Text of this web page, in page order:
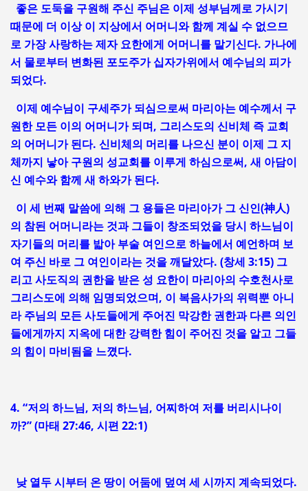
좋은 도둑을 구원해 주신 주님은 이제 성부님께로 가시기
때문에 더 이상 이 지상에서 어머니와 함께 계실 수 없으므
로 가장 사랑하는 제자 요한에게 어머니를 맡기신다. 가나에
서 물로부터 변화된 포도주가 십자가위에서 예수님의 피가
되었다.
이제 예수님이 구세주가 되심으로써 마리아는 예수께서 구
원한 모든 이의 어머니가 되며, 그리스도의 신비체 즉 교회
의 어머니가 된다. 신비체의 머리를 나으신 분이 이제 그 지
체까지 낳아 구원의 성교회를 이루게 하심으로써, 새 아담이
신 예수와 함께 새 하와가 된다.
이 세 번째 말씀에 의해 그 용들은 마리아가 그 신인(神人)
의 참된 어머니라는 것과 그들이 창조되었을 당시 하느님이
자기들의 머리를 밟아 부술 여인으로 하늘에서 예언하며 보
여 주신 바로 그 여인이라는 것을 깨달았다. (창세 3:15) 그
리고 사도직의 권한을 받은 성 요한이 마리아의 수호천사로
그리스도에 의해 임명되었으며, 이 복음사가의 위력뿐 아니
라 주님의 모든 사도들에게 주어진 막강한 권한과 다른 의인
들에게까지 지옥에 대한 강력한 힘이 주어진 것을 알고 그들
의 힘이 마비됨을 느꼈다.
4. “저의 하느님, 저의 하느님, 어찌하여 저를 버리시나이
까?” (마태 27:46, 시편 22:1)
낮 열두 시부터 온 땅이 어둠에 덮여 세 시까지 계속되었다.